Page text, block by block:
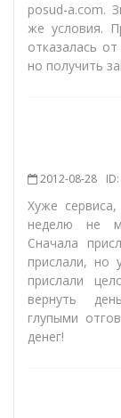
posud-a.com.
же условия.
отказалась
но получить
2012-08-28
Хуже
неделю не
Сначала
прислали, но
прислали
вернуть
глупыми
денег!